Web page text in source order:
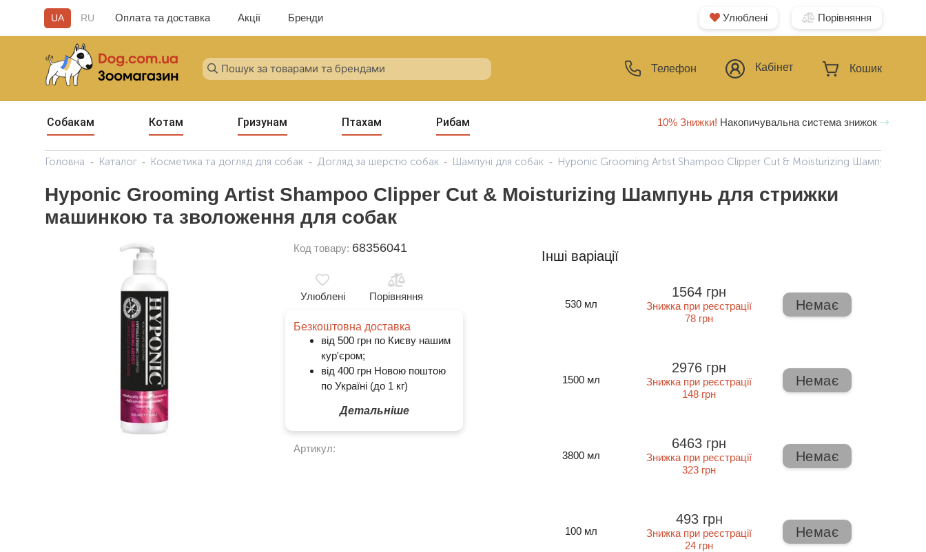
UA RU Оплата та доставка Акції Бренди Улюблені Порівняння
Телефон Кабінет Кошик
Собакам Котам Гризунам Птахам Рибам 10% Знижки! Накопичувальна система знижок
Головна Каталог Косметика та догляд для собак Догляд за шерстю собак Шампуні для собак Hyponic Grooming Artist Shampoo Clipper Cut & Moisturizing Шампунь для
Hyponic Grooming Artist Shampoo Clipper Cut & Moisturizing Шампунь для стрижки
машинкою та зволоження для собак
Код товару: 68356041
Улюблені Порівняння
Безкоштовна доставка
від 500 грн по Києву нашим
кур'єром;
від 400 грн Новою поштою
по Україні (до 1 кг)
Детальніше
Артикул:
Інші варіації
530 мл
1564 грн
Знижка при реєстрації
78 грн
Немає
1500 мл
2976 грн
Знижка при реєстрації
148 грн
Немає
3800 мл
6463 грн
Знижка при реєстрації
323 грн
Немає
100 мл
493 грн
Знижка при реєстрації
24 грн
Немає